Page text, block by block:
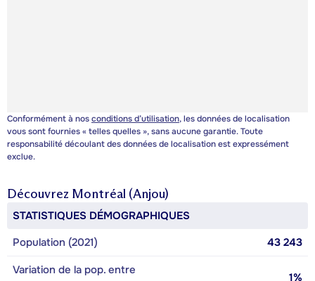
Conformément à nosconditions d’utilisation, les données de localisation
vous sont fournies « telles quelles », sans aucune garantie. Toute
responsabilité découlant des données de localisation est expressément
exclue.
Découvrez Montréal (Anjou)
STATISTIQUES DÉMOGRAPHIQUES
Population (2021)
43 243
Variation de la pop. entre
1%